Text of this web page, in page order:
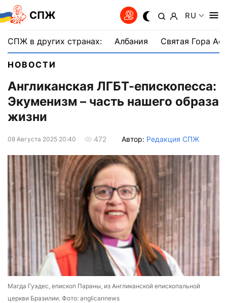
СПЖ RU
СПЖ в других странах: Албания Святая Гора
НОВОСТИ
Англиканская ЛГБТ-епископесса:
Экуменизм – часть нашего образа
жизни
08 Августа 2025 20:40 472 Автор: Редакция СПЖ
Магда Гуэдес, епископ Параны, из Англиканской епископальной
церкви Бразилии. Фото: anglicannews